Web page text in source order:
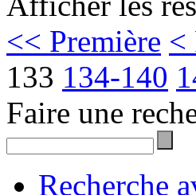
<< Première <
133 134-140
Faire une
Recherche